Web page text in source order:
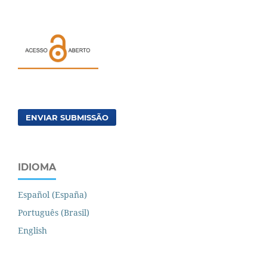
ENVIAR SUBMISSÃO
IDIOMA
Español (España)
Português (Brasil)
English